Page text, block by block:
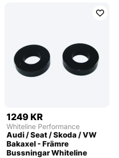
1249 KR
Whiteline Performance
Audi / Seat / Skoda / VW
Bakaxel - Främre
Bussningar Whiteline